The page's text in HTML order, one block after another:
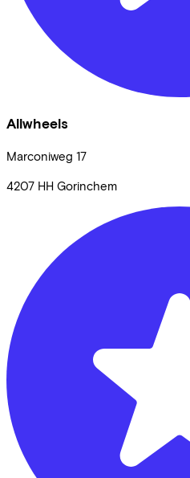
Allwheels
Marconiweg 17
4207 HH Gorinchem